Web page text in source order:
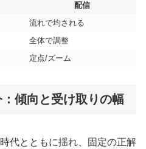
配信
流れで均される
全体で調整
定点/ズーム
傾向と受け取りの幅
代とともに揺れ、固定の正解